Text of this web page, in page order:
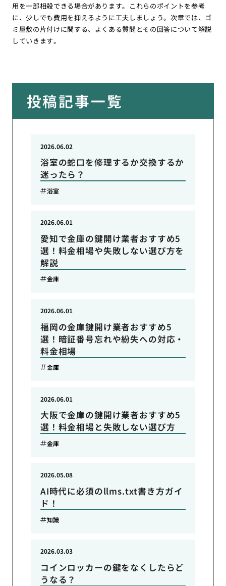
用を一部相殺できる場合があります。これらのポイントを参考
に、少しでも費用を抑えるように工夫しましょう。次章では、ゴ
ミ屋敷の片付けに関する、よくある質問とその回答について解説
していきます。
投稿記事一覧
浴室の蛇口を修理するか交換するか
迷ったら？
2026.06.02
浴室
愛知で金庫の鍵開け業者おすすめ5
選！料金相場や失敗しない選び方を
解説
2026.06.01
金庫
福岡の金庫鍵開け業者おすすめ5
選！暗証番号忘れや紛失への対応・
料金相場
2026.06.01
金庫
大阪で金庫の鍵開け業者おすすめ5
選！料金相場と失敗しない選び方
2026.06.01
金庫
AI時代に必須のllms.txt書き方ガイ
ド！
2026.05.08
知識
コインロッカーの鍵をなくしたらど
うなる？
2026.03.03